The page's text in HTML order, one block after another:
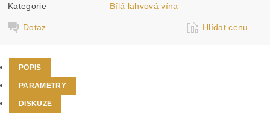
Kategorie Bílá lahvová vína
Dotaz Hlídat cenu
POPIS
PARAMETRY
DISKUZE